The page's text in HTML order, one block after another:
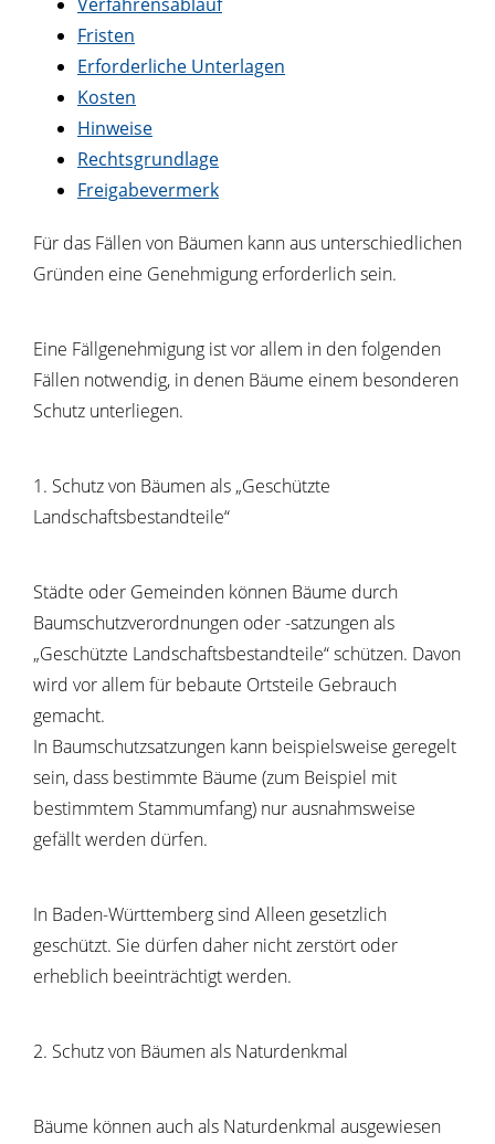
Fristen
Erforderliche Unterlagen
Kosten
Hinweise
Rechtsgrundlage
Freigabevermerk
Für das Fällen von Bäumen kann aus unterschiedlichen
Gründen eine Genehmigung erforderlich sein.
Eine Fällgenehmigung ist vor allem in den folgenden
Fällen notwendig, in denen Bäume einem besonderen
Schutz unterliegen.
1. Schutz von Bäumen als „Geschützte
Landschaftsbestandteile“
Städte oder Gemeinden können Bäume durch
Baumschutzverordnungen oder -satzungen als
„Geschützte Landschaftsbestandteile“ schützen. Davon
wird vor allem für bebaute Ortsteile Gebrauch
gemacht.
In Baumschutzsatzungen kann beispielsweise geregelt
sein, dass bestimmte Bäume (zum Beispiel mit
bestimmtem Stammumfang) nur ausnahmsweise
gefällt werden dürfen.
In Baden-Württemberg sind Alleen gesetzlich
geschützt. Sie dürfen daher nicht zerstört oder
erheblich beeinträchtigt werden.
2. Schutz von Bäumen als Naturdenkmal
Bäume können auch als Naturdenkmal ausgewiesen